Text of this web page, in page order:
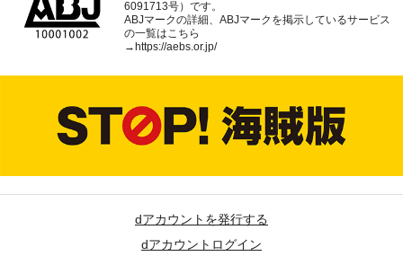
6091713号）です。
ABJマークの詳細、ABJマークを掲示しているサービス
の一覧はこちら
→ https://aebs.or.jp/
dアカウントを発行する
dアカウントログイン